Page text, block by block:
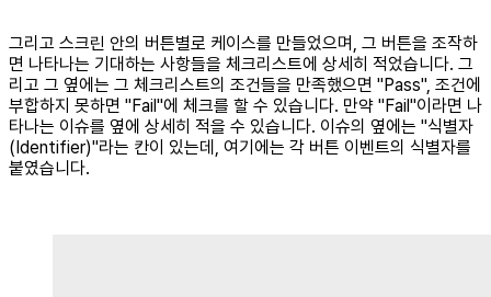
그리고 스크린 안의 버튼별로 케이스를 만들었으며, 그 버튼을 조작하
면 나타나는 기대하는 사항들을 체크리스트에 상세히 적었습니다. 그
리고 그 옆에는 그 체크리스트의 조건들을 만족했으면 "Pass", 조건에
부합하지 못하면 "Fail"에 체크를 할 수 있습니다. 만약 "Fail"이라면 나
타나는 이슈를 옆에 상세히 적을 수 있습니다. 이슈의 옆에는 "식별자
(Identifier)"라는 칸이 있는데, 여기에는 각 버튼 이벤트의 식별자를
붙였습니다.